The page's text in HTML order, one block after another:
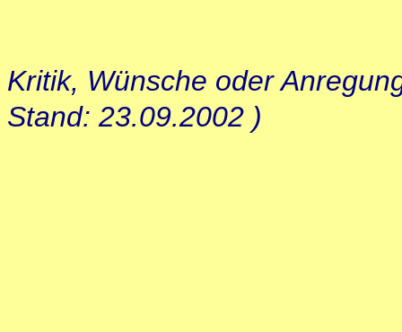
Kritik, Wünsche oder
Stand: 23.09.2002 )